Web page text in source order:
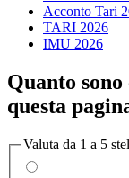
Acconto Tari
TARI 2026
IMU 2026
Quanto
questa
Valuta da 1 a 5